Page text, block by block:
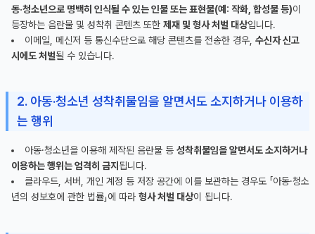
동·청소년으로 명백히 인식될 수 있는 인물 또는 표현물(예: 작화, 합성물 등)이
등장하는 음란물 및 성착취 콘텐츠 또한 제재 및 형사 처벌 대상입니다.
이메일, 메신저 등 통신수단으로 해당 콘텐츠를 전송한 경우, 수신자 신고
시에도 처벌될 수 있습니다.
2. 아동·청소년 성착취물임을 알면서도 소지하거나 이용하
는 행위
아동·청소년을 이용해 제작된 음란물 등 성착취물임을 알면서도 소지하거나
이용하는 행위는 엄격히 금지 됩니다.
클라우드, 서버, 개인 계정 등 저장 공간에 이를 보관하는 경우도 「아동·청소
년의 성보호에 관한 법률」에 따라 형사 처벌 대상이 됩니다.